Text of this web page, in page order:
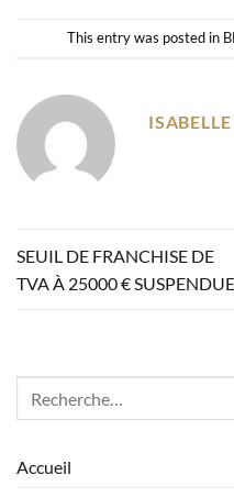
This entry was posted in
SEUIL DE FRANCHISE DE
TVA À 25000 € SUSPENDUE
Accueil